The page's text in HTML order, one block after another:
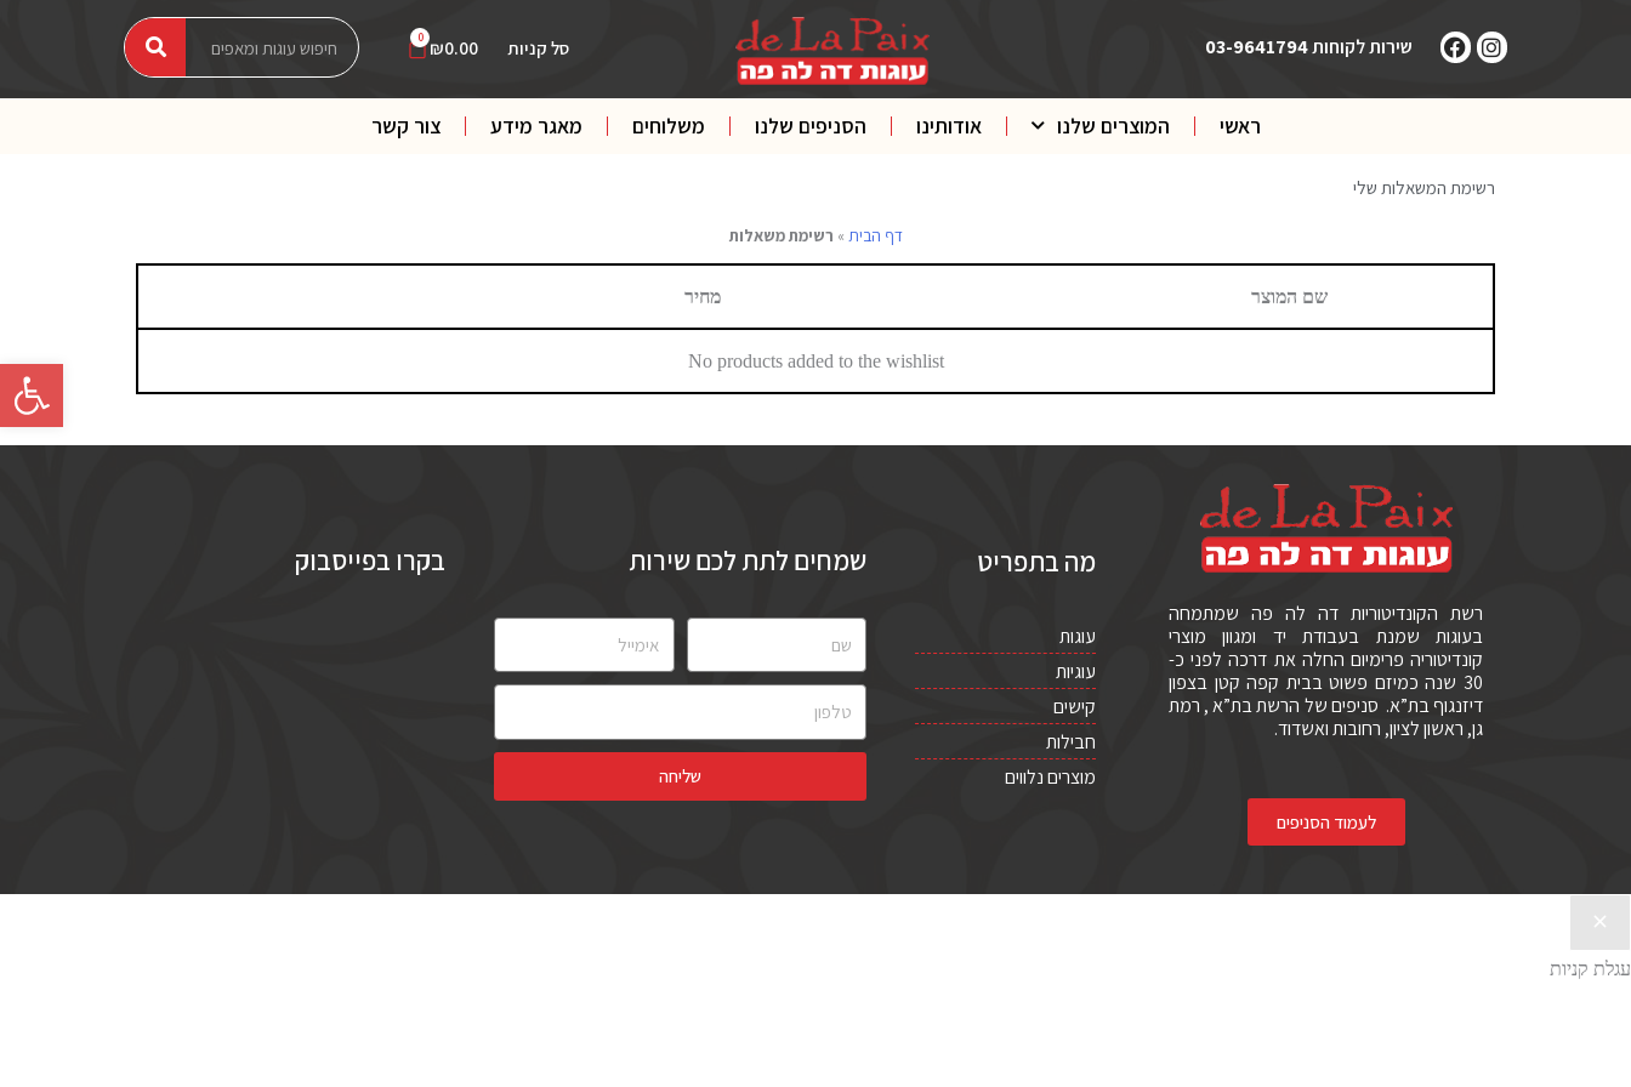
פתח
שירות לקוחות03-9641794 סל קניות ₪0.00
0
ראשי המוצרים שלנו אודותינו הסניפים שלנו משלוחים מאגר מידע צור קשר
רשימת המשאלות שלי
דף הבית » רשימת משאלות
שם המוצר מחיר
No products added to the wishlist
רשת הקונדיטוריות דה לה פה שמתמחה
בעוגות שמנת בעבודת יד ומגוון מוצרי
קונדיטוריה פרימיום החלה את דרכה לפני כ-
30 שנה כמיזם פשוט בבית קפה קטן בצפון
דיזנגוף בת”א. סניפים של הרשת בת”א , רמת
גן, ראשון לציון, רחובות ואשדוד.
לעמוד הסניפים
מה בתפריט
עוגות
עוגיות
קישים
חבילות
מוצרים נלווים
שמחים לתת לכם שירות
שליחה
בקרו בפייסבוק
עגלת קניות